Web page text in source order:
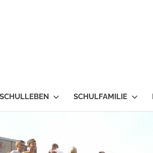
SCHULLEBEN SCHULFAMILIE